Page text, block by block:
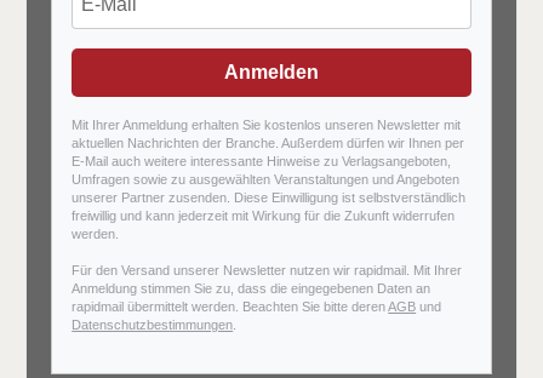
Anmelden
Mit Ihrer Anmeldung erhalten Sie kostenlos unseren Newsletter mit
aktuellen Nachrichten der Branche. Außerdem dürfen wir Ihnen per
E-Mail auch weitere interessante Hinweise zu Verlagsangeboten,
Umfragen sowie zu ausgewählten Veranstaltungen und Angeboten
unserer Partner zusenden. Diese Einwilligung ist selbstverständlich
freiwillig und kann jederzeit mit Wirkung für die Zukunft widerrufen
werden.
Für den Versand unserer Newsletter nutzen wir rapidmail. Mit Ihrer
Anmeldung stimmen Sie zu, dass die eingegebenen Daten an
rapidmail übermittelt werden. Beachten Sie bitte derenAGB und
Datenschutzbestimmungen